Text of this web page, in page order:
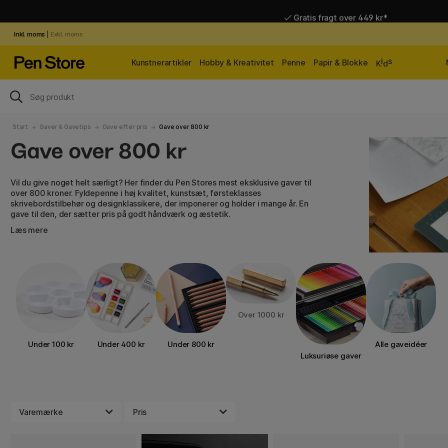
Inkl. moms Exkl. moms
Kunstnerartikler Hobby & Kreativitet Penne Papir & Blokke Kids
Start Gaver & Gavetips Gave efter pris Gave over 800 kr
Gave over 800 kr
Vil du give noget helt særligt? Her finder du Pen Stores mest eksklusive gaver til
over 800 kroner. Fyldepenne i høj kvalitet, kunstsæt, førsteklasses
skrivebordstilbehør og designklassikere, der imponerer og holder i mange år. En
gave til den, der sætter pris på godt håndværk og æstetik.
Læs mere
Under 100 kr Under 400 kr Under 800 kr
Over 1000 kr
Luksuriøse gaver
Alle gaveidéer
Varemærke Pris